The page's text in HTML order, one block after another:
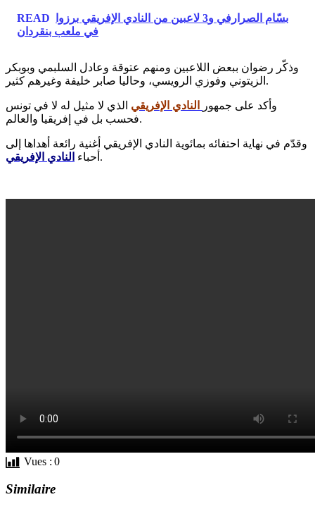
READ
بسّام الصرارفي و3 لاعبين من النادي الإفريقي برزوا
في ملعب بنقردان
وذكّر رضوان ببعض اللاعبين ومنهم عتوقة وعادل السلبمي وبوبكر
الزيتوني وفوزي الرويسي، وحاليا صابر خليفة وغيرهم كثير.
وأكد على جمهور النادي الإفريقي الذي لا مثيل له لا في تونس
فحسب بل في إفريقيا والعالم.
وقدّم في نهاية احتفائه بمائوية النادي الإفريقي أغنية رائعة أهداها إلى
أحباء النادي الإفريقي .
Vues : 0
Similaire